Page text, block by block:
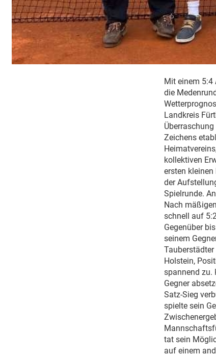
Mit einem 5:4
die
Landkreis
Zeichens
kollektiven
ersten
der
Spielrunde.
Nach
schnell auf
Gegenüber
seinem
Holstein,
spannend zu.
Gegner
Satz-Sieg
spielte sein
tat sein
auf einem